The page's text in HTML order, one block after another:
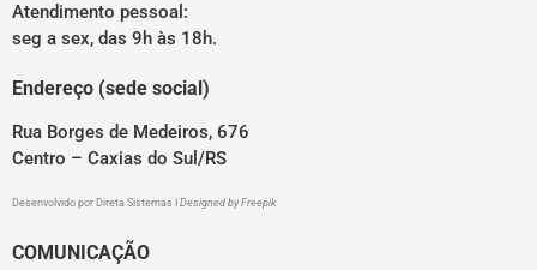
Atendimento pessoal:
seg a sex, das 9h às 18h.
Endereço (sede social)
Rua Borges de Medeiros, 676
Centro – Caxias do Sul/RS
Desenvolvido por Direta Sistemas Designed by Freepik
COMUNICAÇÃO